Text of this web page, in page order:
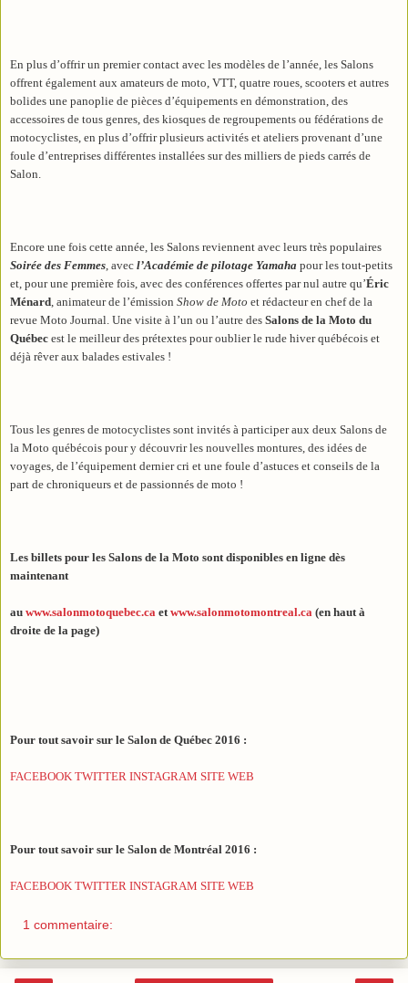
En plus d’offrir un premier contact avec les modèles de l’année, les Salons
offrent également aux amateurs de moto, VTT, quatre roues, scooters et autres
bolides une panoplie de pièces d’équipements en démonstration, des
accessoires de tous genres, des kiosques de regroupements ou fédérations de
motocyclistes, en plus d’offrir plusieurs activités et ateliers provenant d’une
foule d’entreprises différentes installées sur des milliers de pieds carrés de
Salon.
Encore une fois cette année, les Salons reviennent avec leurs très populaires
Soirée des Femmes, avec l’Académie de pilotage Yamaha pour les tout-petits
et, pour une première fois, avec des conférences offertes par nul autre qu’Éric
Ménard, animateur de l’émission Show de Moto et rédacteur en chef de la
revue Moto Journal. Une visite à l’un ou l’autre des Salons de la Moto du
Québec est le meilleur des prétextes pour oublier le rude hiver québécois et
déjà rêver aux balades estivales !
Tous les genres de motocyclistes sont invités à participer aux deux Salons de
la Moto québécois pour y découvrir les nouvelles montures, des idées de
voyages, de l’équipement dernier cri et une foule d’astuces et conseils de la
part de chroniqueurs et de passionnés de moto !
Les billets pour les Salons de la Moto sont disponibles en ligne dès
maintenant
au www.salonmotoquebec.ca etwww.salonmotomontreal.ca (en haut à
droite de la page)
Pour tout savoir sur le Salon de Québec 2016 :
FACEBOOK TWITTER INSTAGRAM SITE WEB
Pour tout savoir sur le Salon de Montréal 2016 :
FACEBOOK TWITTER INSTAGRAM SITE WEB
1 commentaire: